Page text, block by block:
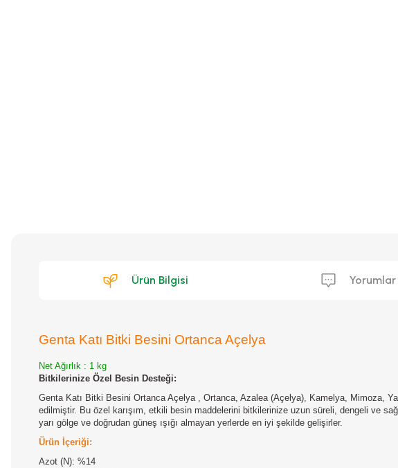
Ürün Bilgisi Yorumlar
Genta Katı Bitki Besini Ortanca Açelya
Net Ağırlık : 1 kg
Bitkilerinize Özel Besin Desteği:
Genta Katı Bitki Besini Ortanca Açelya , Ortanca, Azalea (Açelya), Kamelya, Mimoza,
edilmiştir. Bu özel karışım, etkili besin maddelerini bitkilerinize uzun süreli, dengeli ve
yarı gölge ve doğrudan güneş ışığı almayan yerlerde en iyi şekilde gelişirler.
Ürün İçeriği:
Azot (N): %14